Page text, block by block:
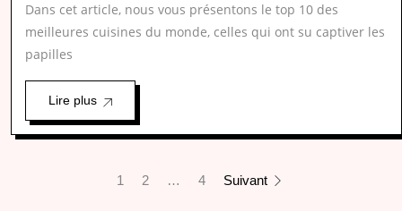
Dans cet article, nous vous présentons le top 10 des
meilleures cuisines du monde, celles qui ont su captiver les
papilles
Lire plus
1 2 … 4 Suivant